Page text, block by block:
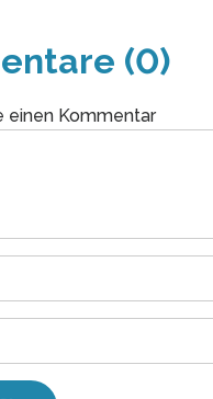
(0)
einen Kommentar